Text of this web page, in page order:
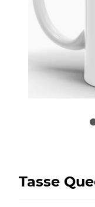
Tasse